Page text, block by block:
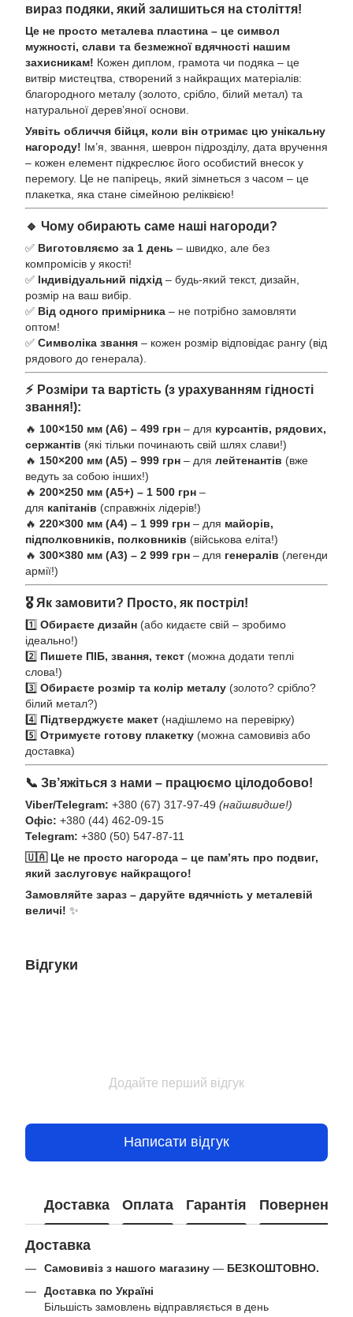
вираз подяки, який залишиться на століття!
Це не просто металева пластина – це символ
мужності, слави та безмежної вдячності нашим
захисникам! Кожен диплом, грамота чи подяка – це
витвір мистецтва, створений з найкращих матеріалів:
благородного металу (золото, срібло, білий метал) та
натуральної дерев’яної основи.
Уявіть обличчя бійця, коли він отримає цю унікальну
нагороду! Ім’я, звання, шеврон підрозділу, дата вручення
– кожен елемент підкреслює його особистий внесок у
перемогу. Це не папірець, який зімнеться з часом – це
плакетка, яка стане сімейною реліквією!
🔹 Чому обирають саме наші нагороди?
✅ Виготовляємо за 1 день – швидко, але без
компромісів у якості!
✅ Індивідуальний підхід – будь-який текст, дизайн,
розмір на ваш вибір.
✅ Від одного примірника – не потрібно замовляти
оптом!
✅ Символіка звання – кожен розмір відповідає рангу (від
рядового до генерала).
⚡ Розміри та вартість (з урахуванням гідності
звання!):
🔥 100×150 мм (А6) – 499 грн – для курсантів, рядових,
сержантів (які тільки починають свій шлях слави!)
🔥 150×200 мм (А5) – 999 грн – для лейтенантів (вже
ведуть за собою інших!)
🔥 200×250 мм (А5+) – 1 500 грн –
для капітанів (справжніх лідерів!)
🔥 220×300 мм (А4) – 1 999 грн – для майорів,
підполковників, полковників (військова еліта!)
🔥 300×380 мм (А3) – 2 999 грн – для генералів (легенди
армії!)
🎖️ Як замовити? Просто, як постріл!
1️⃣ Обираєте дизайн (або кидаєте свій – зробимо
ідеально!)
2️⃣ Пишете ПІБ, звання, текст (можна додати теплі
слова!)
3️⃣ Обираєте розмір та колір металу (золото? срібло?
білий метал?)
4️⃣ Підтверджуєте макет (надішлемо на перевірку)
5️⃣ Отримуєте готову плакетку (можна самовивіз або
доставка)
📞 Зв’яжіться з нами – працюємо цілодобово!
Viber/Telegram: +380 (67) 317-97-49 (найшвидше!)
Офіс: +380 (44) 462-09-15
Telegram: +380 (50) 547-87-11
🇺🇦 Це не просто нагорода – це пам’ять про подвиг,
який заслуговує найкращого!
Замовляйте зараз – даруйте вдячність у металевій
величі! ✨
Відгуки
Додайте перший відгук
Написати відгук
Доставка Оплата Гарантія Повернення
Доставка
Самовивіз з нашого магазину — БЕЗКОШТОВНО.
Доставка по Україні
Більшість замовлень відправляється в день